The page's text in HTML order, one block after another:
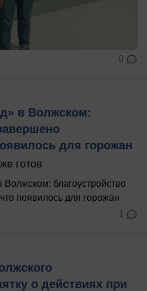
0
в Волжском:
для горожан
готов
1
о действиях при